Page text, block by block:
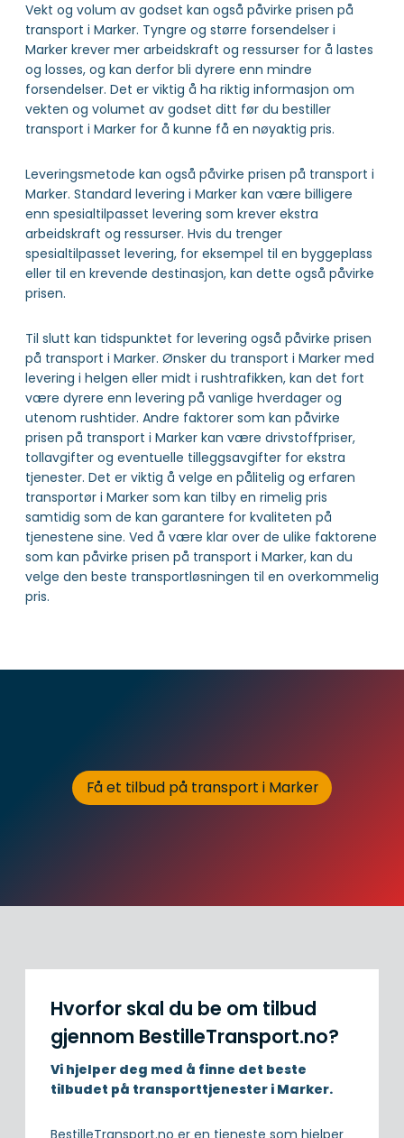
Vekt og volum av godset kan også påvirke prisen på
transport i Marker. Tyngre og større forsendelser i
Marker krever mer arbeidskraft og ressurser for å lastes
og losses, og kan derfor bli dyrere enn mindre
forsendelser. Det er viktig å ha riktig informasjon om
vekten og volumet av godset ditt før du bestiller
transport i Marker for å kunne få en nøyaktig pris.
Leveringsmetode kan også påvirke prisen på transport i
Marker. Standard levering i Marker kan være billigere
enn spesialtilpasset levering som krever ekstra
arbeidskraft og ressurser. Hvis du trenger
spesialtilpasset levering, for eksempel til en byggeplass
eller til en krevende destinasjon, kan dette også påvirke
prisen.
Til slutt kan tidspunktet for levering også påvirke prisen
på transport i Marker. Ønsker du transport i Marker med
levering i helgen eller midt i rushtrafikken, kan det fort
være dyrere enn levering på vanlige hverdager og
utenom rushtider. Andre faktorer som kan påvirke
prisen på transport i Marker kan være drivstoffpriser,
tollavgifter og eventuelle tilleggsavgifter for ekstra
tjenester. Det er viktig å velge en pålitelig og erfaren
transportør i Marker som kan tilby en rimelig pris
samtidig som de kan garantere for kvaliteten på
tjenestene sine. Ved å være klar over de ulike faktorene
som kan påvirke prisen på transport i Marker, kan du
velge den beste transportløsningen til en overkommelig
pris.
Få et tilbud på transport i Marker
Hvorfor skal du be om tilbud
gjennom BestilleTransport.no?
Vi hjelper deg med å finne det beste
tilbudet på transporttjenester i Marker.